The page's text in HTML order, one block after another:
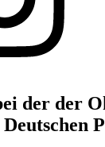
der der